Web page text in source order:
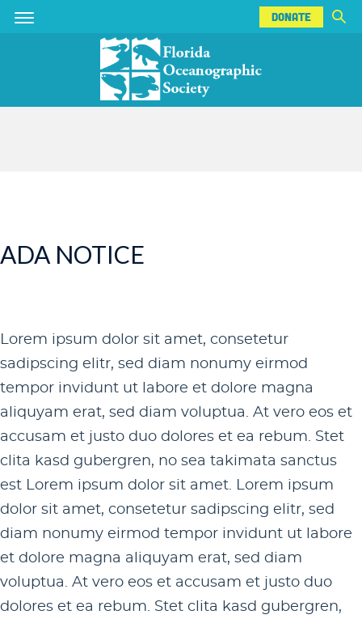
Skip
Skip
DONATE
DONATE
ADA NOTICE
Lorem ipsum dolor sit amet, consetetur
sadipscing elitr, sed diam nonumy eirmod
tempor invidunt ut labore et dolore magna
aliquyam erat, sed diam voluptua. At vero eos et
accusam et justo duo dolores et ea rebum. Stet
clita kasd gubergren, no sea takimata sanctus
est Lorem ipsum dolor sit amet. Lorem ipsum
dolor sit amet, consetetur sadipscing elitr, sed
diam nonumy eirmod tempor invidunt ut labore
et dolore magna aliquyam erat, sed diam
voluptua. At vero eos et accusam et justo duo
dolores et ea rebum. Stet clita kasd gubergren,